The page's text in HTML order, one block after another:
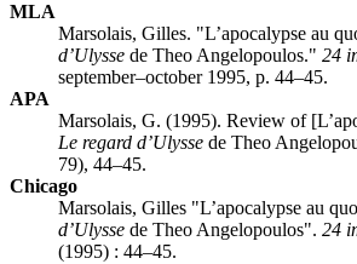
MLA
Marsolais, Gilles. "L’apocalypse au
d’Ulysse de Theo Angelopoulos." 24
september–october 1995, p. 44–45.
APA
Marsolais, G. (1995). Review of
Le regard d’Ulysse de Theo
79), 44–45.
Chicago
Marsolais, Gilles "L’apocalypse au
d’Ulysse de Theo Angelopoulos". 24
(1995) : 44–45.